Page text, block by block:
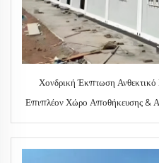
Χονδρική Έκπτωση
Επιπλέον Χώρο Αποθήκευσης &